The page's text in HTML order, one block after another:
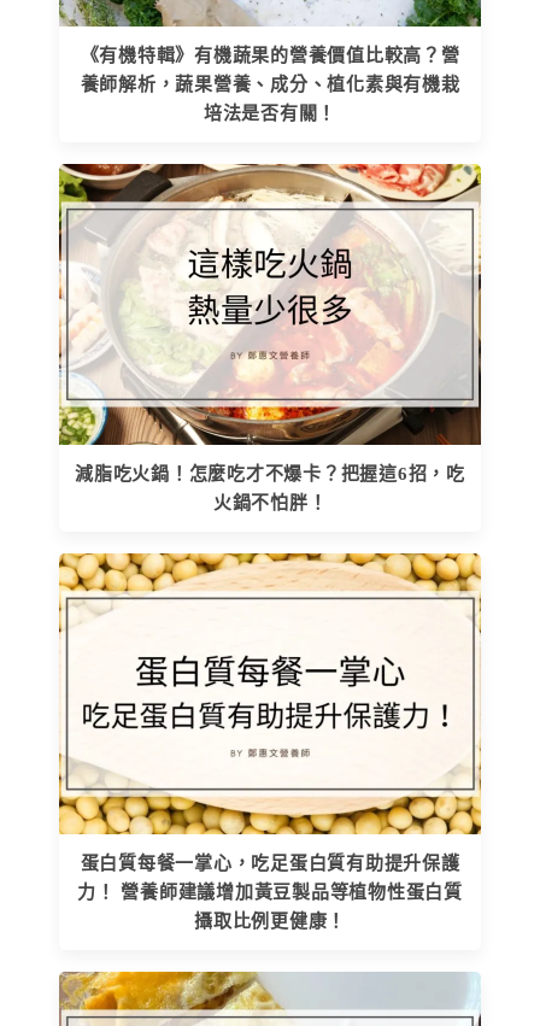
《有機特輯》有機蔬果的營養價值比較高？營
養師解析，蔬果營養、成分、植化素與有機栽
培法是否有關！
減脂吃火鍋！怎麼吃才不爆卡？把握這6招，吃
火鍋不怕胖！
蛋白質每餐一掌心，吃足蛋白質有助提升保護
力！ 營養師建議增加黃豆製品等植物性蛋白質
攝取比例更健康！